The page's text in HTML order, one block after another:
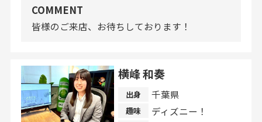
COMMENT
皆様のご来店、お待ちしております！
横峰 和奏
出身 千葉県
趣味
ディズニー！